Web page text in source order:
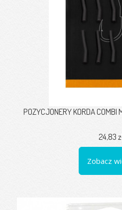
POZYCJONERY KORDA COMBI
24,83
Zobacz